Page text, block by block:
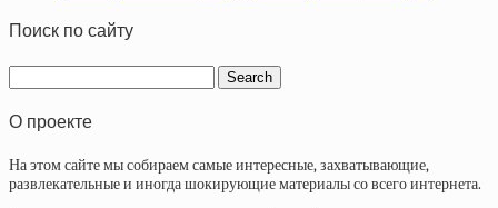
Поиск по сайту
О проекте
На этом сайте мы собираем самые интересные, захватывающие,
развлекательные и иногда шокирующие материалы со всего интернета.